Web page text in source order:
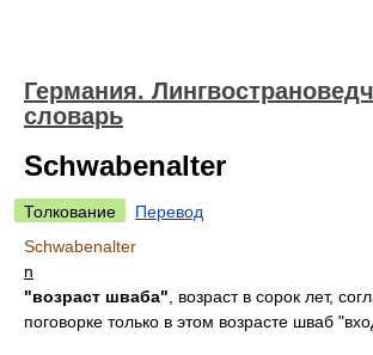
Германия.
словарь
Schwabenalter
Толкование
Перевод
Schwabenalter
n
"возраст шваба" , возраст в сорок лет,
поговорке только в этом возрасте шваб